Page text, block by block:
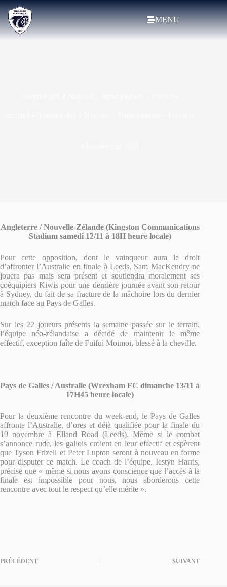
MENU
Angleterre / Nouvelle-Zélande (Kingston Communications
Stadium samedi 12/11 à 18H heure locale)
Pour cette opposition, dont le vainqueur aura le droit
d’affronter l’Australie en finale à Leeds, Sam MacKendry ne
jouera pas mais sera présent et soutiendra moralement ses
coéquipiers Kiwis pour une dernière journée avant son retour
à Sydney, du fait de sa fracture de la mâchoire lors du dernier
match face au Pays de Galles.
Sur les 22 joueurs présents la semaine passée sur le terrain,
l’équipe néo-zélandaise a décidé de maintenir le même
effectif, exception faîte de Fuifui Moimoi, blessé à la cheville.
Pays de Galles / Australie (Wrexham FC dimanche 13/11 à
17H45 heure locale)
Pour la deuxième rencontre du week-end, le Pays de Galles
affronte l’Australie, d’ores et déjà qualifiée pour la finale du
19 novembre à Elland Road (Leeds). Même si le combat
s’annonce rude, les gallois croient en leur effectif et espèrent
que Tyson Frizell et Peter Lupton seront à nouveau en forme
pour disputer ce match. Le coach de l’équipe, Iestyn Harris,
précise que « même si nous avons conscience que l’accès à la
finale est impossible pour nous, nous aborderons cette
rencontre avec tout le respect qu’elle mérite ».
PRÉCÉDENT SUIVANT